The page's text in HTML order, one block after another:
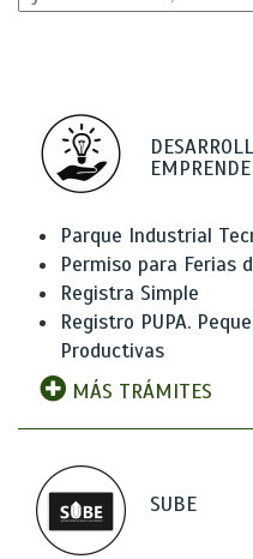
Parque Industrial
Permiso para Ferias
Registra Simple
Registro PUPA.
Productivas
MÁS TRÁMITES
SUBE